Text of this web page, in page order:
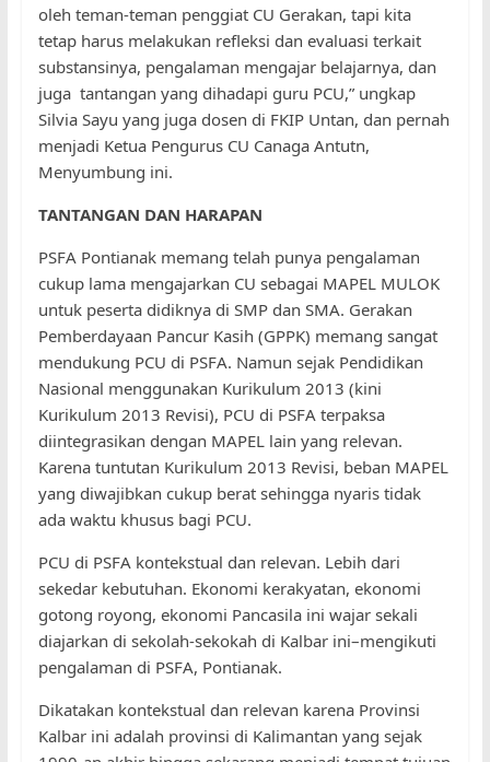
oleh teman-teman penggiat CU Gerakan, tapi kita
tetap harus melakukan refleksi dan evaluasi terkait
substansinya, pengalaman mengajar belajarnya, dan
juga tantangan yang dihadapi guru PCU,” ungkap
Silvia Sayu yang juga dosen di FKIP Untan, dan pernah
menjadi Ketua Pengurus CU Canaga Antutn,
Menyumbung ini.
TANTANGAN DAN HARAPAN
PSFA Pontianak memang telah punya pengalaman
cukup lama mengajarkan CU sebagai MAPEL MULOK
untuk peserta didiknya di SMP dan SMA. Gerakan
Pemberdayaan Pancur Kasih (GPPK) memang sangat
mendukung PCU di PSFA. Namun sejak Pendidikan
Nasional menggunakan Kurikulum 2013 (kini
Kurikulum 2013 Revisi), PCU di PSFA terpaksa
diintegrasikan dengan MAPEL lain yang relevan.
Karena tuntutan Kurikulum 2013 Revisi, beban MAPEL
yang diwajibkan cukup berat sehingga nyaris tidak
ada waktu khusus bagi PCU.
PCU di PSFA kontekstual dan relevan. Lebih dari
sekedar kebutuhan. Ekonomi kerakyatan, ekonomi
gotong royong, ekonomi Pancasila ini wajar sekali
diajarkan di sekolah-sekokah di Kalbar ini–mengikuti
pengalaman di PSFA, Pontianak.
Dikatakan kontekstual dan relevan karena Provinsi
Kalbar ini adalah provinsi di Kalimantan yang sejak